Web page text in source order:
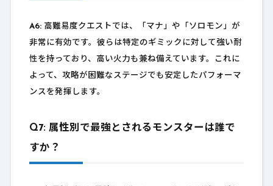
A6:高難易度クエストでは、「マナ」や「ソロモン」が
非常に有効です。彼らは特定のギミックに対して強い耐
性を持っており、高い火力も兼ね備えています。これに
よって、攻略が困難なステージでも安定したパフォーマ
ンスを発揮します。
Q7: 属性別で最強とされるモンスターは誰で
すか？